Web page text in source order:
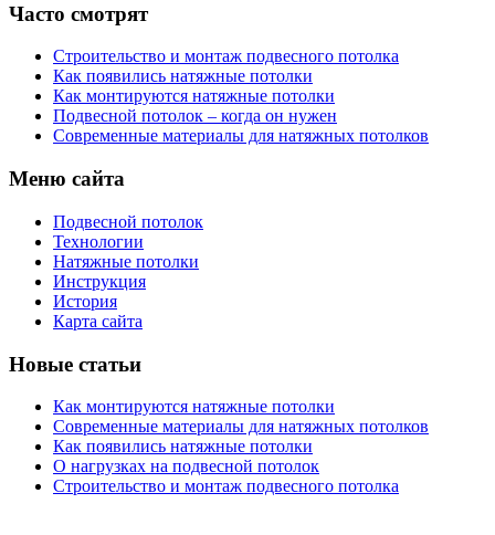
Часто смотрят
Строительство и монтаж подвесного потолка
Как появились натяжные потолки
Как монтируются натяжные потолки
Подвесной потолок – когда он нужен
Современные материалы для натяжных потолков
Меню сайта
Подвесной потолок
Технологии
Натяжные потолки
Инструкция
История
Карта сайта
Новые статьи
Как монтируются натяжные потолки
Современные материалы для натяжных потолков
Как появились натяжные потолки
О нагрузках на подвесной потолок
Строительство и монтаж подвесного потолка